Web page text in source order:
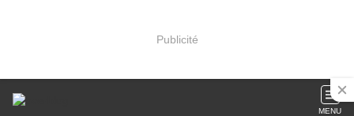
Publicité
MENU